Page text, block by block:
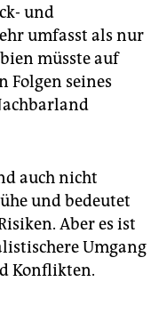
und
umfasst als nur
müsste auf
Folgen seines
auch nicht
und bedeutet
Aber es ist
­Umgang
Konflikten.